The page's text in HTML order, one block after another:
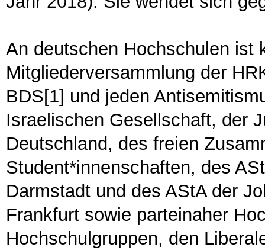
An deutschen Hochschulen ist
Mitgliederversammlung der
BDS[1] und jeden
Israelischen Gesellschaft, der
Deutschland, des freien
Student*innenschaften, des
Darmstadt und des AStA der
Frankfurt sowie parteinaher
Hochschulgruppen, den